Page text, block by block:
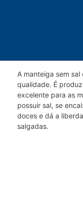
A manteiga sem
qualidade. É
excelente para as
possuir sal, se
doces e dá a
salgadas.